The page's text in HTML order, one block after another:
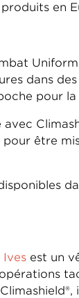
en
dans
pour
être
Ivesest un